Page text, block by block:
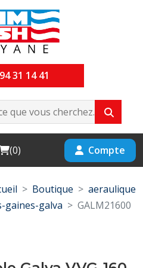
31 14 41
(0) Compte
Boutique
aeraulique
gaines-galva
GALM21600